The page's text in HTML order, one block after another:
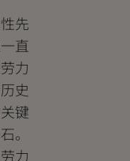
先
直
力
史
键
。
力